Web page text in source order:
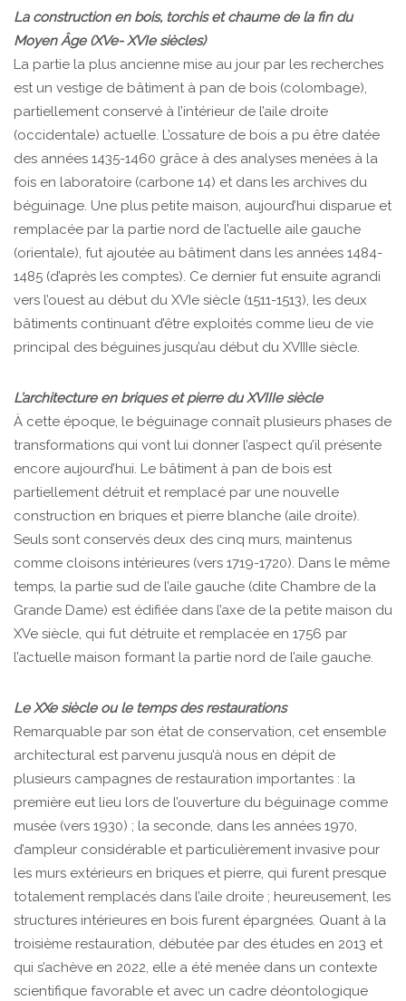
La construction en bois, torchis et chaume de la fin du
Moyen Âge (XVe- XVIe siècles)
La partie la plus ancienne mise au jour par les recherches
est un vestige de bâtiment à pan de bois (colombage),
partiellement conservé à l’intérieur de l’aile droite
(occidentale) actuelle. L’ossature de bois a pu être datée
des années 1435-1460 grâce à des analyses menées à la
fois en laboratoire (carbone 14) et dans les archives du
béguinage. Une plus petite maison, aujourd’hui disparue et
remplacée par la partie nord de l’actuelle aile gauche
(orientale), fut ajoutée au bâtiment dans les années 1484-
1485 (d’après les comptes). Ce dernier fut ensuite agrandi
vers l’ouest au début du XVIe siècle (1511-1513), les deux
bâtiments continuant d’être exploités comme lieu de vie
principal des béguines jusqu’au début du XVIIIe siècle.
L’architecture en briques et pierre du XVIIIe siècle
À cette époque, le béguinage connaît plusieurs phases de
transformations qui vont lui donner l’aspect qu’il présente
encore aujourd’hui. Le bâtiment à pan de bois est
partiellement détruit et remplacé par une nouvelle
construction en briques et pierre blanche (aile droite).
Seuls sont conservés deux des cinq murs, maintenus
comme cloisons intérieures (vers 1719-1720). Dans le même
temps, la partie sud de l’aile gauche (dite Chambre de la
Grande Dame) est édifiée dans l’axe de la petite maison du
XVe siècle, qui fut détruite et remplacée en 1756 par
l’actuelle maison formant la partie nord de l’aile gauche.
Le XXe siècle ou le temps des restaurations
Remarquable par son état de conservation, cet ensemble
architectural est parvenu jusqu’à nous en dépit de
plusieurs campagnes de restauration importantes : la
première eut lieu lors de l’ouverture du béguinage comme
musée (vers 1930) ; la seconde, dans les années 1970,
d’ampleur considérable et particulièrement invasive pour
les murs extérieurs en briques et pierre, qui furent presque
totalement remplacés dans l’aile droite ; heureusement, les
structures intérieures en bois furent épargnées. Quant à la
troisième restauration, débutée par des études en 2013 et
qui s’achève en 2022, elle a été menée dans un contexte
scientifique favorable et avec un cadre déontologique